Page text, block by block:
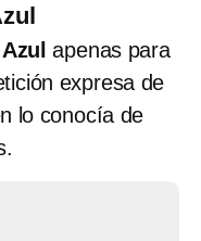
apenas para
expresa de
lo conocía de